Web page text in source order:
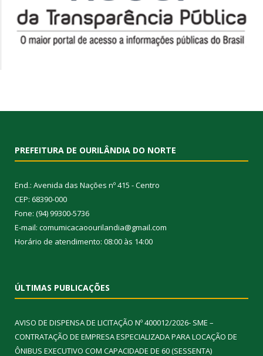
PREFEITURA DE OURILÂNDIA DO NORTE
End.: Avenida das Nações nº 415 - Centro
CEP: 68390-000
Fone: (94) 99300-5736
E-mail: comumicacaoourilandia@gmail.com
Horário de atendimento: 08:00 às 14:00
ÚLTIMAS PUBLICAÇÕES
AVISO DE DISPENSA DE LICITAÇÃO Nº 400012/2026- SME –
CONTRATAÇÃO DE EMPRESA ESPECIALIZADA PARA LOCAÇÃO DE
ÔNIBUS EXECUTIVO COM CAPACIDADE DE 60 (SESSENTA)